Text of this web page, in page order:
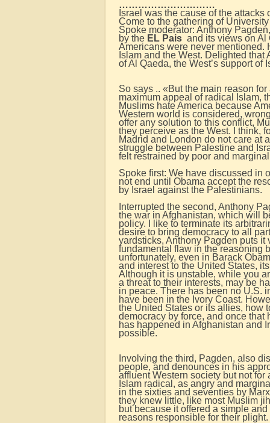
…………………………
Israel was the cause of the attacks
Come to the gathering of
Spoke moderator: Anthony
by the EL Pais and its views on Al
Americans were never mentioned.
Islam and the West. Delighted
of Al Qaeda, the West’s support of
So says .. «But the main reason
maximum appeal of radical Islam,
Muslims hate America because
Western world is considered,
offer any solution to this conflict,
they perceive as the West. I think,
Madrid and London do not care at
struggle between Palestine and
felt restrained by poor and
Spoke first: We have discussed in
not end until Obama accept the
by Israel against the Palestinians.
Interrupted the second, Anthony
the war in Afghanistan, which will
policy. I like to terminate its
desire to bring democracy to all
yardsticks, Anthony Pagden puts it
fundamental flaw in the reasoning
unfortunately, even in Barack
and interest to the United States,
Although it is unstable, while you
a threat to their interests, may be
in peace. There has been no U.S.
have been in the Ivory Coast.
the United States or its allies, how
democracy by force, and once
has happened in Afghanistan and
possible.
Involving the third, Pagden, also
people, and denounces in his
affluent Western society but not
Islam radical, as angry and
in the sixties and seventies by
they knew little, like most Muslim
but because it offered a simple
reasons responsible for their plight.